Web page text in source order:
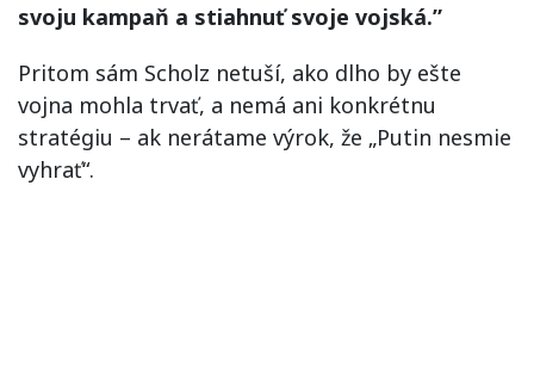
svoju kampaň a stiahnuť svoje vojská.”
Pritom sám Scholz netuší, ako dlho by ešte
vojna mohla trvať, a nemá ani konkrétnu
stratégiu – ak nerátame výrok, že „Putin nesmie
vyhrať“.